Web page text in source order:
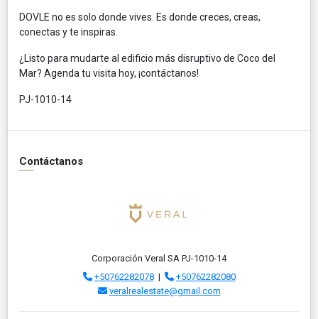
DOVLE no es solo donde vives. Es donde creces, creas,
conectas y te inspiras.
¿Listo para mudarte al edificio más disruptivo de Coco del
Mar? Agenda tu visita hoy, ¡contáctanos!
PJ-1010-14
Contáctanos
Corporación Veral SA PJ-1010-14
+50762282078|
+50762282080
veralrealestate@gmail.com